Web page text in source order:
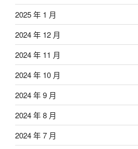
2025 年 1 月
2024 年 12 月
2024 年 11 月
2024 年 10 月
2024 年 9 月
2024 年 8 月
2024 年 7 月